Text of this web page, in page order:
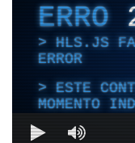
ERRO
HLS.JS
ERROR
ESTE
MOMENTO